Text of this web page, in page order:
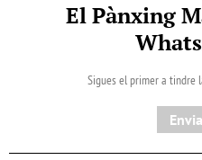
El Pànxing
Sigues el primer a tindre